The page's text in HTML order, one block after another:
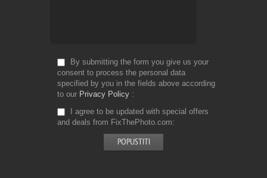
By submitting the form you give us your
consent to process the personal data
specified by you in the fields above according
to our Privacy Policy
I agree to be updated with special offers
and deals from FixThePhoto.com